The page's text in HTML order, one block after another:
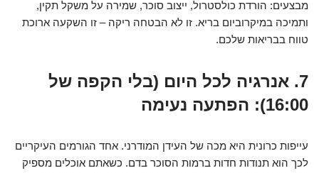
מבצעים: הורדת כולסטרול, ייצוב סוכר, שמירה על משקל תקין,
ותמיכה במיקרוביום בריא. זו לא הבטחה ריקה – זו השקעה ארוכת
טווח בבריאות שלכם.
7. אנרגיה לכל היום (בלי הקפה של
16:00): הפתעה נעימה
עייפות כרונית היא מכה של העידן המודרני. אחד הגורמים העיקריים
לכך הוא תנודות חדות ברמות הסוכר בדם. כשאתם אוכלים מספיק